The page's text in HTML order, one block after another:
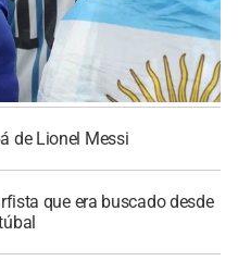
de Lionel Messi
que era buscado desde